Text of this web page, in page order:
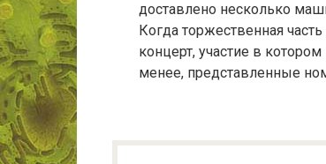
доставлено несколько
Когда торжественная
концерт, участие в
менее, представленные